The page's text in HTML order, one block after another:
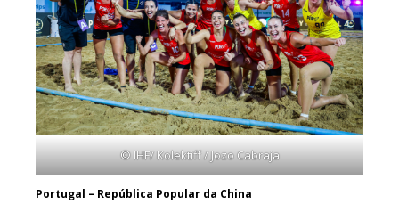
© IHF/ Kolektiff / Jozo Cabraja
Portugal – República Popular da China